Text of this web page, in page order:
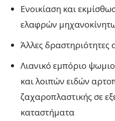
Ενοικίαση και
ελαφρών
Άλλες δραστηριότητες
Λιανικό εμπόριο
και λοιπών ειδών
ζαχαροπλαστικής σε
καταστήματα